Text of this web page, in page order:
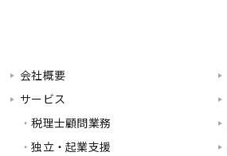
会社概要
サービス
・税理士顧問業務
・独立・起業支援